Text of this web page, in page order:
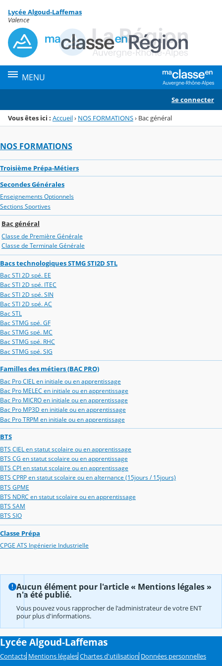
Menu de la rubrique
Contenu
Lycée Algoud-Laffemas
Valence
MENU
Se connecter
Vous êtes ici : Accueil› NOS FORMATIONS› Bac général
NOS FORMATIONS
Troisième Prépa-Métiers
Secondes Générales
Enseignements Optionnels
Sections Sportives
Bac général
Classe de Première Générale
Classe de Terminale Générale
Bacs technologiques STMG STI2D STL
Bac STI 2D spé. EE
Bac STI 2D spé. ITEC
Bac STI 2D spé. SIN
Bac STI 2D spé. AC
Bac STL
Bac STMG spé. GF
Bac STMG spé. MC
Bac STMG spé. RHC
Bac STMG spé. SIG
Familles des métiers (BAC PRO)
Bac Pro CIEL en initiale ou en apprentissage
Bac Pro MELEC en initiale ou en apprentissage
Bac Pro MICRO en initiale ou en apprentissage
Bac Pro MP3D en initiale ou en apprentissage
Bac Pro TRPM en initiale ou en apprentissage
BTS
BTS CIEL en statut scolaire ou en apprentissage
BTS CG en statut scolaire ou en apprentissage
BTS CPI en statut scolaire ou en apprentissage
BTS CPRP en statut scolaire ou en alternance (15jours / 15jours)
BTS GPME
BTS NDRC en statut scolaire ou en apprentissage
BTS SAM
BTS SIO
Classe Prépa
CPGE ATS Ingénierie Industrielle
Aucun élément pour l'article « Mentions légales »
n'a été publié.
Vous pouvez vous rapprocher de l'administrateur de votre ENT
pour plus d'informations.
Lycée Algoud-Laffemas
Contacts Mentions légales Chartes d'utilisation Données personnelles